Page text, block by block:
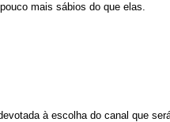
mais sábios do que elas.
à escolha do canal que